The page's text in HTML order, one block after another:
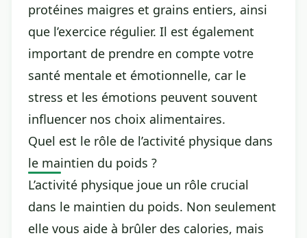
protéines maigres et grains entiers, ainsi
que l’exercice régulier. Il est également
important de prendre en compte votre
santé mentale et émotionnelle, car le
stress et les émotions peuvent souvent
influencer nos choix alimentaires.
Quel est le rôle de l’activité physique dans
le maintien du poids ?
L’activité physique joue un rôle crucial
dans le maintien du poids. Non seulement
elle vous aide à brûler des calories, mais